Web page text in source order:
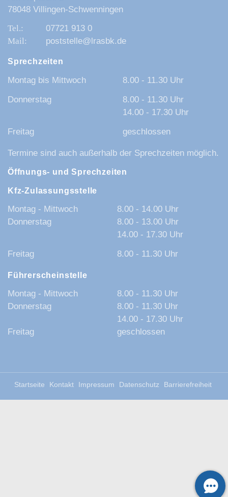
78048 Villingen-Schwenningen
07721 913 0
poststelle@lrasbk.de
Sprechzeiten
Montag bis Mittwoch
8.00 - 11.30 Uhr
Donnerstag
8.00 - 11.30 Uhr
14.00 - 17.30 Uhr
Freitag
geschlossen
Termine sind auch außerhalb der Sprechzeiten möglich.
Öffnungs- und Sprechzeiten
Kfz-Zulassungsstelle
Montag - Mittwoch
8.00 - 14.00 Uhr
Donnerstag
8.00 - 13.00 Uhr
14.00 - 17.30 Uhr
Freitag
8.00 - 11.30 Uhr
Führerscheinstelle
Montag - Mittwoch
8.00 - 11.30 Uhr
Donnerstag
8.00 - 11.30 Uhr
14.00 - 17.30 Uhr
Freitag
geschlossen
Startseite Kontakt Impressum Datenschutz Barrierefreiheit